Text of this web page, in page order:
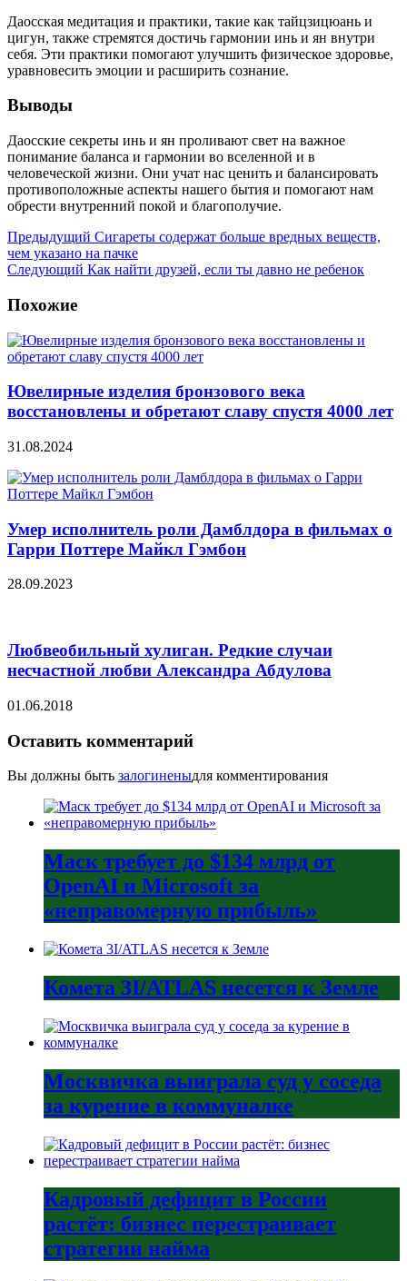
Даосская медитация и практики, такие как тайцзицюань и
цигун, также стремятся достичь гармонии инь и ян внутри
себя. Эти практики помогают улучшить физическое здоровье,
уравновесить эмоции и расширить сознание.
Выводы
Даосские секреты инь и ян проливают свет на важное
понимание баланса и гармонии во вселенной и в
человеческой жизни. Они учат нас ценить и балансировать
противоположные аспекты нашего бытия и помогают нам
обрести внутренний покой и благополучие.
Предыдущий Сигареты содержат больше вредных веществ,
чем указано на пачке
Следующий Как найти друзей, если ты давно не ребенок
Похожие
Ювелирные изделия бронзового века
восстановлены и обретают славу спустя 4000 лет
31.08.2024
Умер исполнитель роли Дамблдора в фильмах о
Гарри Поттере Майкл Гэмбон
28.09.2023
Любвеобильный хулиган. Редкие случаи
несчастной любви Александра Абдулова
01.06.2018
Оставить комментарий
Вы должны быть залогиненыдля комментирования
Маск требует до $134 млрд от
OpenAI и Microsoft за
«неправомерную прибыль»
Комета 3I/ATLAS несется к Земле
Москвичка выиграла суд у соседа
за курение в коммуналке
Кадровый дефицит в России
растёт: бизнес перестраивает
стратегии найма